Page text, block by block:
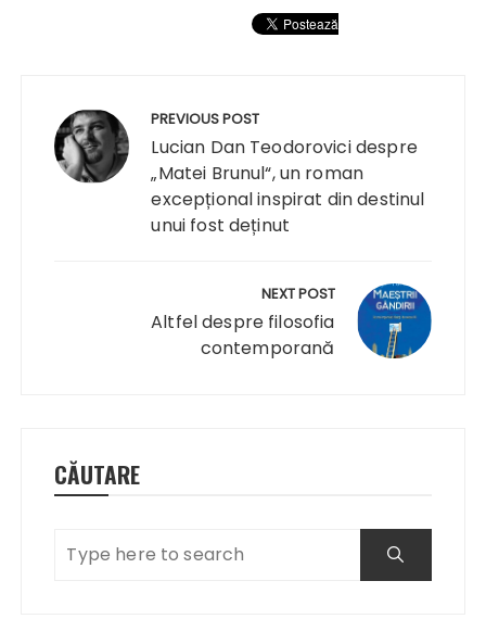
articole
PREVIOUS POST
Lucian Dan Teodorovici despre
„Matei Brunul“, un roman
excepțional inspirat din destinul
unui fost deținut
NEXT POST
Altfel despre filosofia
contemporană
CĂUTARE